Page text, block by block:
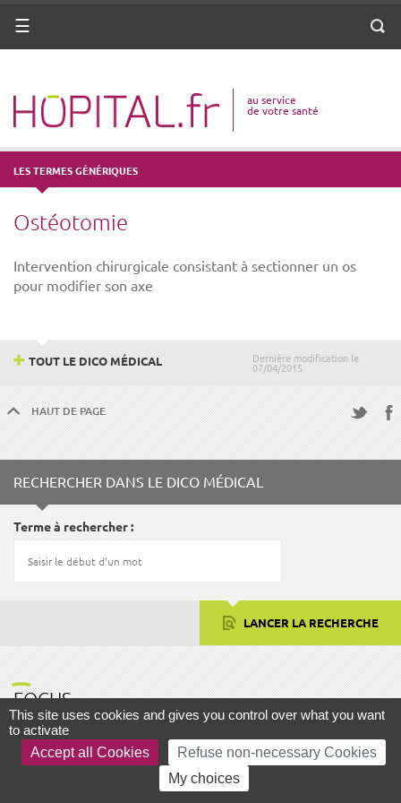
ANNUAIRE
VOTRE SANTÉ
DROITS & DÉMARCHES
MISSIONS
MÉTIERS
Menu
au service
de votre santé
LES TERMES GÉNÉRIQUES
Ostéotomie
Intervention chirurgicale consistant à sectionner un os
pour modifier son axe
Dernière modification le
07/04/2015
TOUT LE DICO MÉDICAL
HAUT DE PAGE
RECHERCHER DANS LE DICO MÉDICAL
Terme à rechercher
LANCER LA RECHERCHE
FOCUS
PLAN DU SITE MENTIONS LÉGALES
This site uses cookies and gives you control over what you want
to activate
Accept all Cookies
Refuse non-necessary Cookies
My choices